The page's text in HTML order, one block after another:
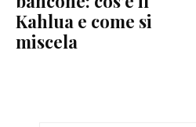
Kahlua e come si
miscela